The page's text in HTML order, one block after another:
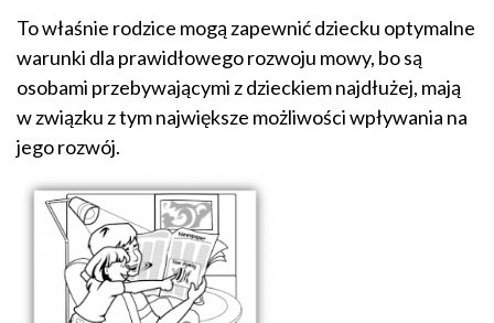
To właśnie rodzice mogą zapewnić dziecku optymalne
warunki dla prawidłowego rozwoju mowy, bo są
osobami przebywającymi z dzieckiem najdłużej, mają
w związku z tym największe możliwości wpływania na
jego rozwój.